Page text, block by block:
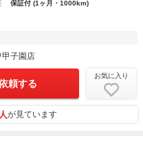
保証付 (1ヶ月・1000km)
甲子園店
頼する
お気に入り
が見ています